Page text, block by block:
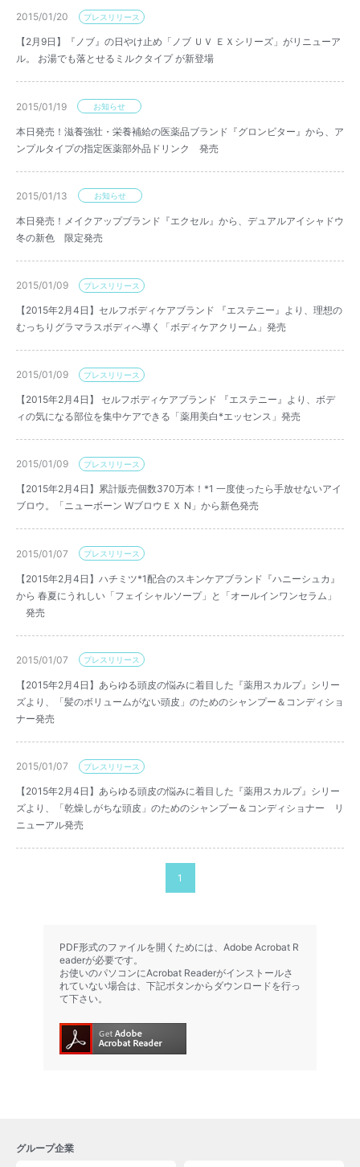
2015/01/20 プレスリリース
【2月9日】『ノブ』の日やけ止め「ノブ ＵＶ ＥＸシリーズ」がリニューア
ル。 お湯でも落とせるミルクタイプ が新登場
2015/01/19 お知らせ
本日発売！滋養強壮・栄養補給の医薬品ブランド『グロンビター』から、ア
ンプルタイプの指定医薬部外品ドリンク 発売
2015/01/13 お知らせ
本日発売！メイクアップブランド『エクセル』から、デュアルアイシャドウ
冬の新色 限定発売
2015/01/09 プレスリリース
【2015年2月4日】セルフボディケアブランド 『エステニー』より、理想の
むっちりグラマラスボディへ導く「ボディケアクリーム」発売
2015/01/09 プレスリリース
【2015年2月4日】 セルフボディケアブランド 『エステニー』より、ボデ
ィの気になる部位を集中ケアできる「薬用美白*エッセンス」発売
2015/01/09 プレスリリース
【2015年2月4日】累計販売個数370万本！*1 一度使ったら手放せないアイ
ブロウ。「ニューボーン WブロウＥＸ N」から新色発売
2015/01/07 プレスリリース
【2015年2月4日】ハチミツ*1配合のスキンケアブランド『ハニーシュカ』
から 春夏にうれしい「フェイシャルソープ」と「オールインワンセラム」
発売
2015/01/07 プレスリリース
【2015年2月4日】あらゆる頭皮の悩みに着目した『薬用スカルプ』シリー
ズより、「髪のボリュームがない頭皮」のためのシャンプー＆コンディショ
ナー発売
2015/01/07 プレスリリース
【2015年2月4日】あらゆる頭皮の悩みに着目した『薬用スカルプ』シリー
ズより、「乾燥しがちな頭皮」のためのシャンプー＆コンディショナー リ
ニューアル発売
1
PDF形式のファイルを開くためには、Adobe Acrobat R
eaderが必要です。
お使いのパソコンにAcrobat Readerがインストールさ
れていない場合は、下記ボタンからダウンロードを行っ
て下さい。
グループ企業